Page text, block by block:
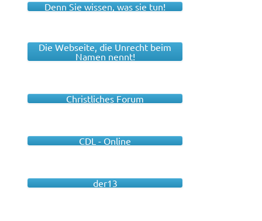
Denn Sie wissen, was sie tun!
Die Webseite, die Unrecht beim
Namen nennt!
Christliches Forum
CDL - Online
der13